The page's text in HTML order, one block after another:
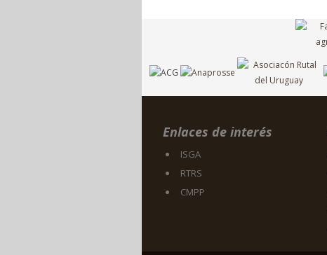
Enlaces de interés
ISGA
RTRS
CMPP